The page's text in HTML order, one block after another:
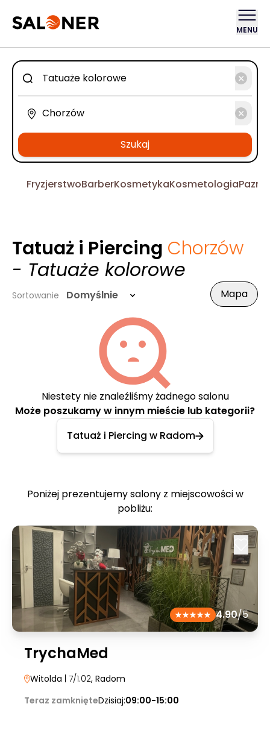
MENU
Szukaj
FryzjerstwoBarberKosmetykaKosmetologia
Tatuaż i Piercing Chorzów
- Tatuaże kolorowe
Sortowanie Domyślnie Mapa
Niestety nie znaleźliśmy żadnego salonu
Może poszukamy w innym mieście lub kategorii?
Tatuaż i Piercing w Radom
Poniżej prezentujemy salony z miejscowości w
pobliżu:
4.90/5
TrychaMed
Witolda | 7/1.02, Radom
Teraz zamknięteDzisiaj:09:00-15:00